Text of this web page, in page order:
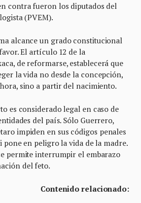
contra fueron los diputados del
(PVEM).
alcance un grado constitucional
El artículo 12 de la
de reformarse, establecerá que
la vida no desde la concepción,
sino a partir del nacimiento.
es considerado legal en caso de
del país. Sólo Guerrero,
impiden en sus códigos penales
pone en peligro la vida de la madre.
permite interrumpir el embarazo
del feto.
Contenido relacionado: